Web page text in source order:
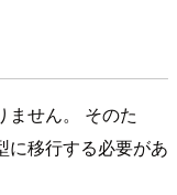
ません。 そのた
に移行する必要があ